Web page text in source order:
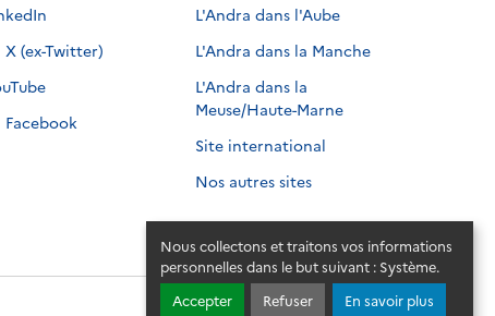
Nous collectons et traitons vos informations
personnelles dans le but suivant : Système.
Accepter
Refuser En savoir plus
suivre sur
Nous suivre sur
X (ex-Twitter)
suivre sur
Nous suivre sur
Facebook
L'Andra dans l'Aube
L'Andra dans la Manche
L'Andra dans la
Meuse/Haute-Marne
Site international
Nos autres sites